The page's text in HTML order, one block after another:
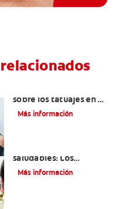
sobre los tatuajes en el
labio
Más información
saludables: Los
mejores siete
Más información